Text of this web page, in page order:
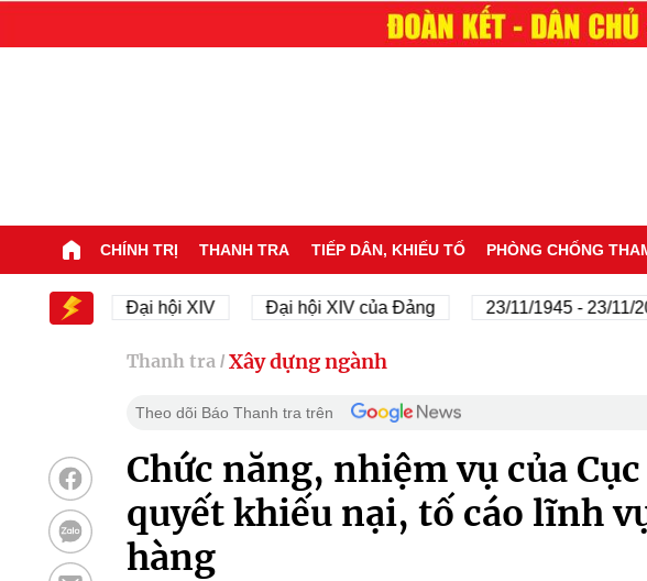
CHÍNH TRỊ THANH TRA TIẾP DÂN, KHIẾU TỐ PHÒNG CHỐNG
Đại hội XIV Đại hội XIV của Đảng 23/11/1945 - 23/11/2025
Thanh tra / Xây dựng ngành
Theo dõi Báo Thanh tra trên
Chức năng, nhiệm vụ của
quyết khiếu nại, tố cáo lĩnh
hàng